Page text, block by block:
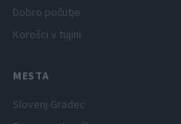
Dobro počutje
Korošci v tujini
MESTA
Slovenj Gradec